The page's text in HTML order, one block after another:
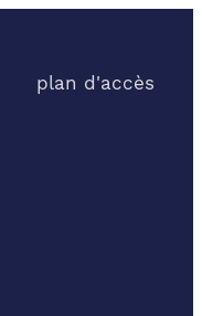
plan d'accès